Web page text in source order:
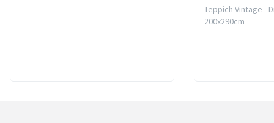
Teppich Vintage -
200x290cm